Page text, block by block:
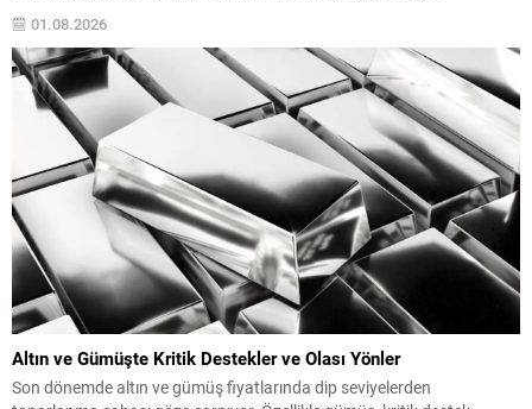
bin 222 olarak kaydedildi....
01.08.2026
Altın ve Gümüşte Kritik Destekler ve Olası Yönler
Son dönemde altın ve gümüş fiyatlarında dip seviyelerden